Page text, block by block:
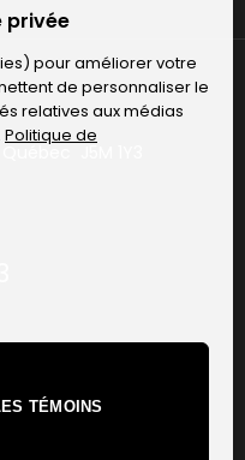
J5M 1Y3
privée
pour améliorer votre
de personnaliser le
relatives aux médias
Politique de
TÉMOINS